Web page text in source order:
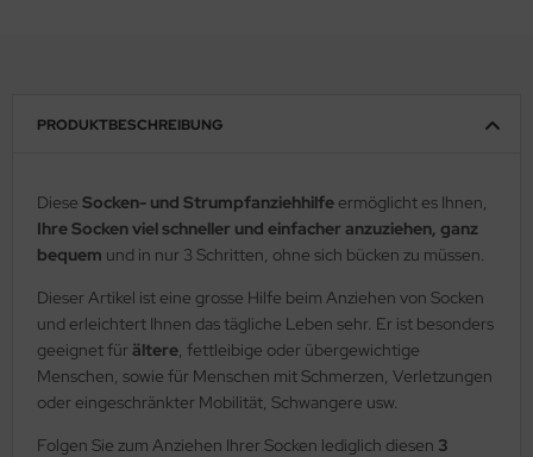
PRODUKTBESCHREIBUNG
Diese Socken- und Strumpfanziehhilfe ermöglicht es Ihnen,
Ihre Socken viel schneller und einfacher anzuziehen, ganz
bequem und in nur 3 Schritten, ohne sich bücken zu müssen.
Dieser Artikel ist eine grosse Hilfe beim Anziehen von Socken
und erleichtert Ihnen das tägliche Leben sehr. Er ist besonders
geeignet für ältere, fettleibige oder übergewichtige
Menschen, sowie für Menschen mit Schmerzen, Verletzungen
oder eingeschränkter Mobilität, Schwangere usw.
Folgen Sie zum Anziehen Ihrer Socken lediglich diesen 3